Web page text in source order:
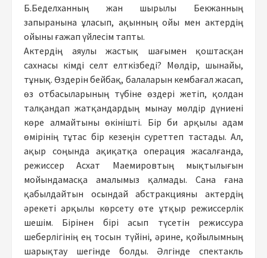
Б.Беделханның жан шырылы Бекжанның
запыранына ұласып, ақынның ойы мен актердің
ойыны ғажап үйлесім тапты.
Актердің аяулы жастық шағымен қоштасқан
сахнасы кімді селт елткізбеді? Мөлдір, шынайы,
тұнық. Өздерін бейбақ, балаларын кембағал жасап,
өз отбасыларының түбіне өздері жетіп, қолдан
талқандап жатқандардың мынау мөлдір дүниені
көре алмайтыны өкінішті. Бір би арқылы адам
өмірінің тұтас бір кезеңін суреттеп тастады. Ал,
ақыр соңында ақиқатқа операция жасалғанда,
режиссер Асхат Маемировтың мықтылығын
мойындамасқа амалымыз қалмады. Сана ғана
қабылдайтын осындай абстракцияны актердің
әрекеті арқылы көрсету өте ұтқыр режиссерлік
шешім. Бірінен бірі асып түсетін режиссура
шеберлігінің ең тосын түйіні, әрине, қойылымның
шарықтау шегінде болды. Әлгінде спектакль